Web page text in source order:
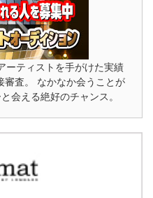
ーティストを手がけた実績
審査。 なかなか会うことが
会える絶好のチャンス。